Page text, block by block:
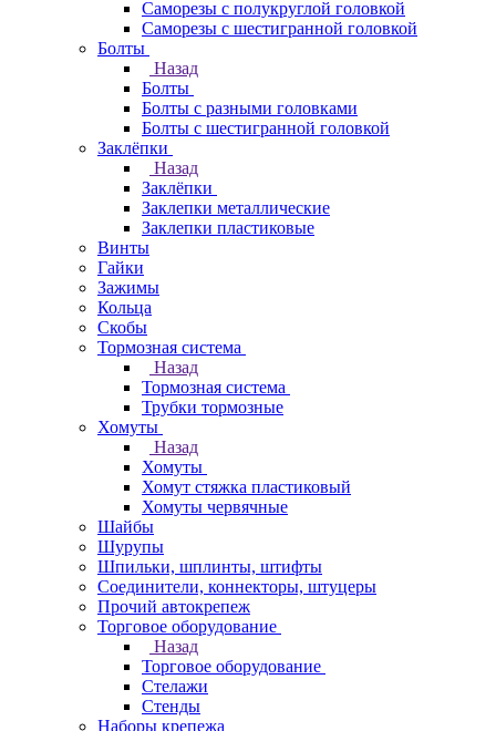
Саморезы с полукруглой головкой
Саморезы с шестигранной головкой
Болты
Назад
Болты
Болты с разными головками
Болты с шестигранной головкой
Заклёпки
Назад
Заклёпки
Заклепки металлические
Заклепки пластиковые
Винты
Гайки
Зажимы
Кольца
Скобы
Тормозная система
Назад
Тормозная система
Трубки тормозные
Хомуты
Назад
Хомуты
Хомут стяжка пластиковый
Хомуты червячные
Шайбы
Шурупы
Шпильки, шплинты, штифты
Соединители, коннекторы, штуцеры
Прочий автокрепеж
Торговое оборудование
Назад
Торговое оборудование
Стелажи
Стенды
Наборы крепежа